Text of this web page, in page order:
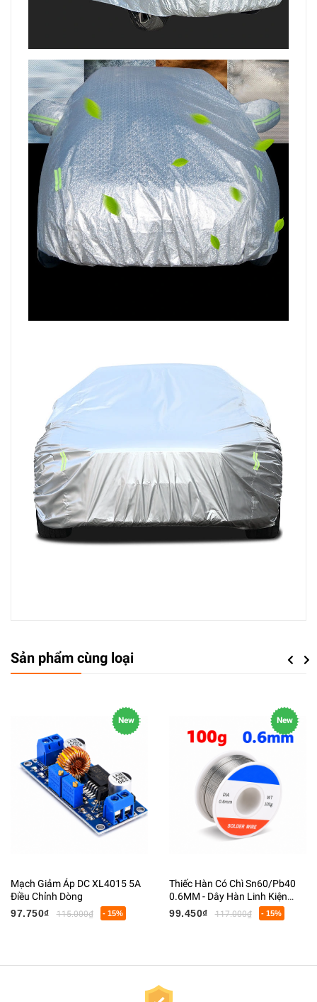
Sản phẩm cùng loại Previous
New
Mạch Giảm Áp DC XL4015 5A
Điều Chỉnh Dòng
97.750₫
115.000₫ - 15%
New
Thiếc Hàn Có Chì Sn60/Pb40
0.6MM - Dây Hàn Linh Kiện
Điện Tử Có Lõi Flux
99.450₫ 117.000₫ - 15%
Next